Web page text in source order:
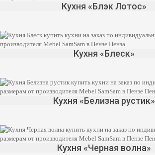
Кухня «Блэк Лотос»
Кухня «Блеск»
Кухня «Белизна рустик»
Кухня «Черная волна»